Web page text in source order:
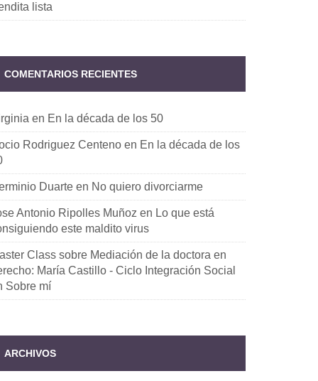
lista
COMENTARIOS RECIENTES
en En la década de los 50
Rodriguez Centeno en En la década de los
Duarte en No quiero divorciarme
Antonio Ripolles Muñoz en Lo que está
este maldito virus
Class sobre Mediación de la doctora en
María Castillo - Ciclo Integración Social
Sobre mí
ARCHIVOS